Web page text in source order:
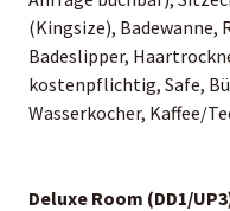
(Kingsize), Badewanne,
Badeslipper,
kostenpflichtig, Safe,
Wasserkocher, Kaffee/
Deluxe Room (DD1/